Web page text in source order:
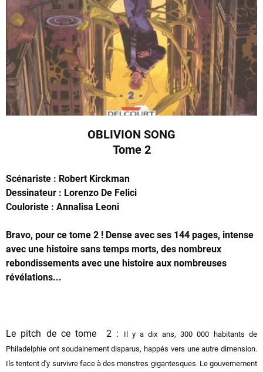
OBLIVION SONG
Tome 2
Scénariste : Robert Kirckman
Dessinateur : Lorenzo De Felici
Couloriste : Annalisa Leoni
Bravo, pour ce tome 2 ! Dense avec ses 144 pages, intense
avec une histoire sans temps morts, des nombreux
rebondissements avec une histoire aux nombreuses
révélations...
Le pitch de ce tome 2 :
Il y a dix ans, 300 000 habitants de
Philadelphie ont soudainement disparus, happés vers une autre dimension.
Ils tentent d'y survivre face à des monstres gigantesques. Le gouvernement